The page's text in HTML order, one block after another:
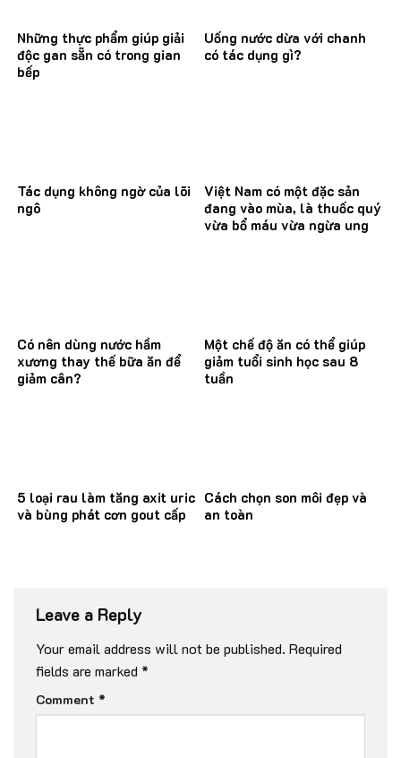
Những thực phẩm giúp giải
độc gan sẵn có trong gian
bếp
Uống nước dừa với chanh
có tác dụng gì?
Tác dụng không ngờ của lõi
ngô
Việt Nam có một đặc sản
đang vào mùa, là thuốc quý
vừa bổ máu vừa ngừa ung
Có nên dùng nước hầm
xương thay thế bữa ăn để
giảm cân?
Một chế độ ăn có thể giúp
giảm tuổi sinh học sau 8
tuần
5 loại rau làm tăng axit uric
và bùng phát cơn gout cấp
Cách chọn son môi đẹp và
an toàn
Leave a Reply
Your email address will not be published. Required
fields are marked *
Comment *